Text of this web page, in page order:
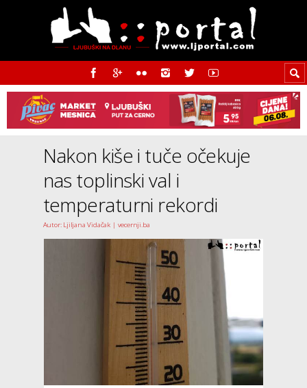
Nakon kiše i tuče očekuje
nas toplinski val i
temperaturni rekordi
Autor: Ljiljana Vidačak | vecernji.ba